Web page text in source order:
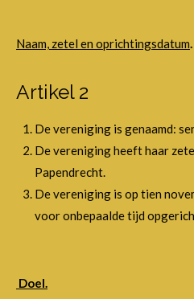
Naam, zetel en oprichtingsdatum.
Artikel 2
De vereniging is genaamd:
De vereniging heeft haar
Papendrecht.
De vereniging is op tien
voor onbepaalde tijd
Doel.